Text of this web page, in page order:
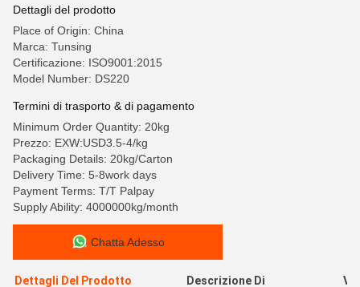
Dettagli del prodotto
Place of Origin: China
Marca: Tunsing
Certificazione: ISO9001:2015
Model Number: DS220
Termini di trasporto & di pagamento
Minimum Order Quantity: 20kg
Prezzo: EXW:USD3.5-4/kg
Packaging Details: 20kg/Carton
Delivery Time: 5-8work days
Payment Terms: T/T Palpay
Supply Ability: 4000000kg/month
Chatta Adesso
Dettagli Del Prodotto
Descrizione Di